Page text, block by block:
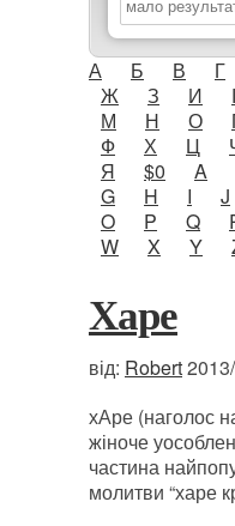
А Б В Г
Ж
З И І
М
Н О
Ф
Х Ц
Я
$0 A
G
H I J
O
P Q
W
X Y
Харе
від: Robert
хАре (наголос
жіноче
частина
молитви “харе